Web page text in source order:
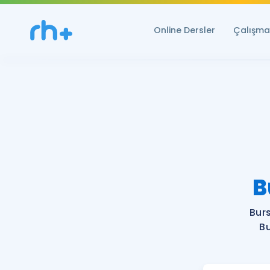
Online Dersler